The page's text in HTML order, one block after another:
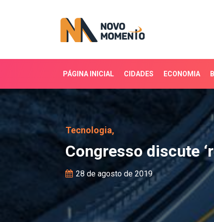
PÁGINA INICIAL CIDADES ECONOMIA
Congresso discute
Tecnologia,
Congresso discute
28 de agosto de 2019